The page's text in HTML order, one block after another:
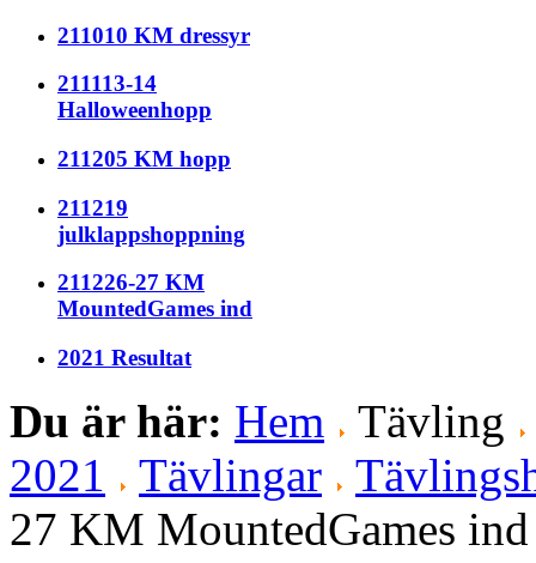
211010 KM dressyr
211113-14
Halloweenhopp
211205 KM hopp
211219
julklappshoppning
211226-27 KM
MountedGames ind
2021 Resultat
Du är här: Hem Tävling
2021
Tävlingar
27 KM MountedGames ind